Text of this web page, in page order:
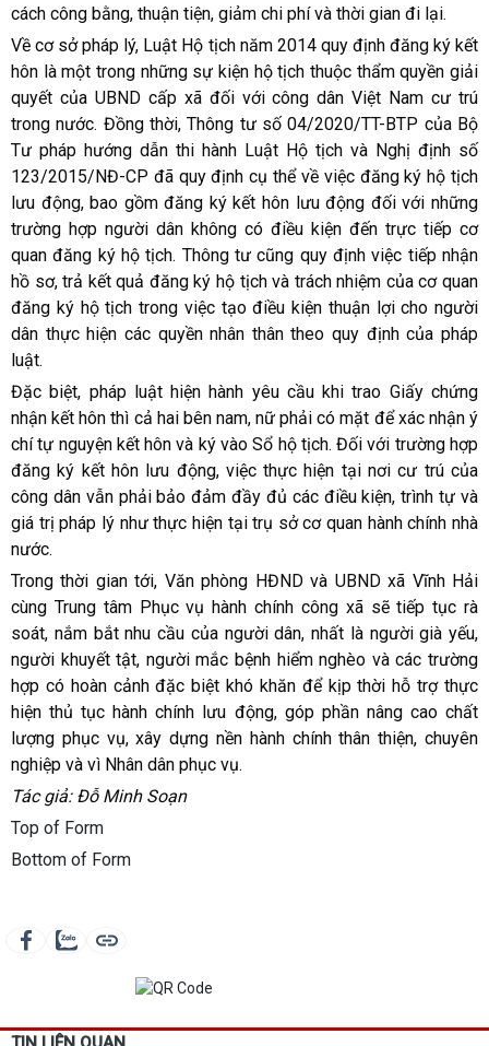
cách công bằng, thuận tiện, giảm chi phí và thời gian đi lại.
Về cơ sở pháp lý, Luật Hộ tịch năm 2014 quy định đăng ký kết
hôn là một trong những sự kiện hộ tịch thuộc thẩm quyền giải
quyết của UBND cấp xã đối với công dân Việt Nam cư trú
trong nước. Đồng thời, Thông tư số 04/2020/TT-BTP của Bộ
Tư pháp hướng dẫn thi hành Luật Hộ tịch và Nghị định số
123/2015/NĐ-CP đã quy định cụ thể về việc đăng ký hộ tịch
lưu động, bao gồm đăng ký kết hôn lưu động đối với những
trường hợp người dân không có điều kiện đến trực tiếp cơ
quan đăng ký hộ tịch. Thông tư cũng quy định việc tiếp nhận
hồ sơ, trả kết quả đăng ký hộ tịch và trách nhiệm của cơ quan
đăng ký hộ tịch trong việc tạo điều kiện thuận lợi cho người
dân thực hiện các quyền nhân thân theo quy định của pháp
luật.
Đặc biệt, pháp luật hiện hành yêu cầu khi trao Giấy chứng
nhận kết hôn thì cả hai bên nam, nữ phải có mặt để xác nhận ý
chí tự nguyện kết hôn và ký vào Sổ hộ tịch. Đối với trường hợp
đăng ký kết hôn lưu động, việc thực hiện tại nơi cư trú của
công dân vẫn phải bảo đảm đầy đủ các điều kiện, trình tự và
giá trị pháp lý như thực hiện tại trụ sở cơ quan hành chính nhà
nước.
Trong thời gian tới, Văn phòng HĐND và UBND xã Vĩnh Hải
cùng Trung tâm Phục vụ hành chính công xã sẽ tiếp tục rà
soát, nắm bắt nhu cầu của người dân, nhất là người già yếu,
người khuyết tật, người mắc bệnh hiểm nghèo và các trường
hợp có hoàn cảnh đặc biệt khó khăn để kịp thời hỗ trợ thực
hiện thủ tục hành chính lưu động, góp phần nâng cao chất
lượng phục vụ, xây dựng nền hành chính thân thiện, chuyên
nghiệp và vì Nhân dân phục vụ.
Tác giả: Đỗ Minh Soạn
Top of Form
Bottom of Form